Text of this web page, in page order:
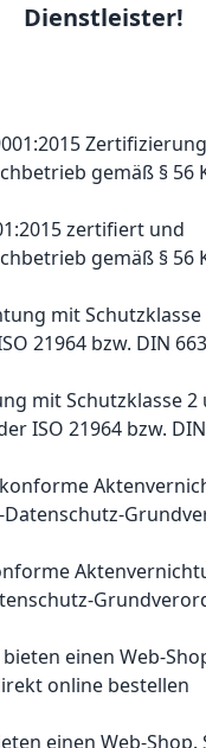
Dienstleister!
zertifiert und
gemäß § 56
mit Schutzklasse 2
ISO 21964 bzw.
einen Web-Shop.